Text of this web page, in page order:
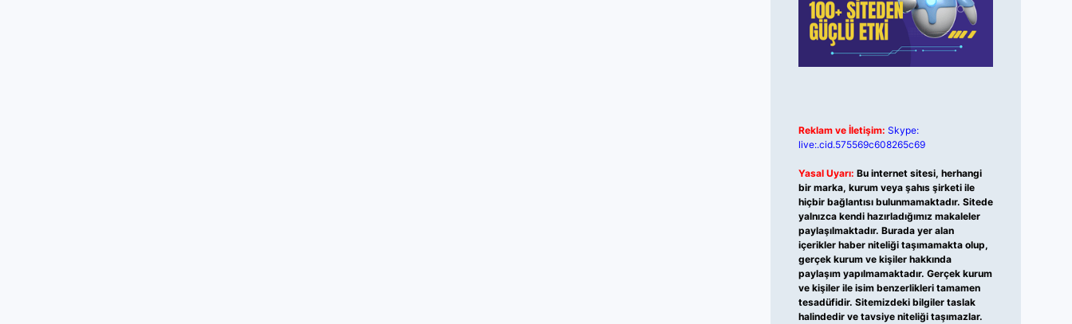
Reklam ve İletişim: Skype:
live:.cid.575569c608265c69
Yasal Uyarı: Bu internet sitesi, herhangi
bir marka, kurum veya şahıs şirketi ile
hiçbir bağlantısı bulunmamaktadır. Sitede
yalnızca kendi hazırladığımız makaleler
paylaşılmaktadır. Burada yer alan
içerikler haber niteliği taşımamakta olup,
gerçek kurum ve kişiler hakkında
paylaşım yapılmamaktadır. Gerçek kurum
ve kişiler ile isim benzerlikleri tamamen
tesadüfidir. Sitemizdeki bilgiler taslak
halindedir ve tavsiye niteliği taşımazlar.